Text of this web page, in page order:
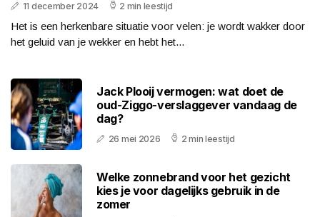
11 december 2024 2 min leestijd
Het is een herkenbare situatie voor velen: je wordt wakker door
het geluid van je wekker en hebt het...
Jack Plooij vermogen: wat doet de
oud-Ziggo-verslaggever vandaag de
dag?
26 mei 2026 2 min leestijd
Welke zonnebrand voor het gezicht
kies je voor dagelijks gebruik in de
zomer